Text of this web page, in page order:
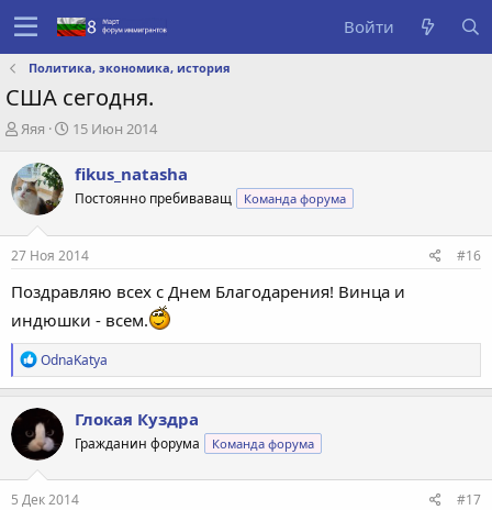
Войти
Политика, экономика, история
США сегодня.
А
т
о
р
е
м
ы
Яяя
Д
т
а
с
з
д
а
и
я
15 Июн 2014
fikus_natasha
Постоянно пребиваващ Команда форума
27 Ноя 2014 #16
Поздравляю всех с Днем Благодарения! Винца и
индюшки - всем.
Р
е
а
к
ц
и
и
:
OdnaKatya
Глокая Куздра
Гражданин форума Команда форума
5 Дек 2014 #17